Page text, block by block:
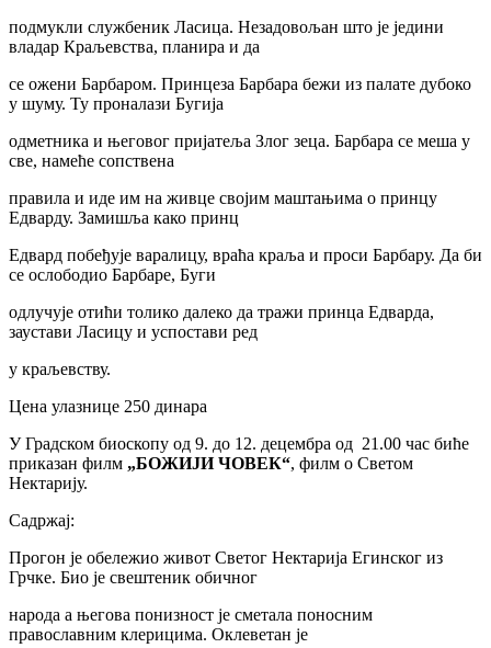
подмукли службеник Ласица. Незадовољан што је једини
владар Краљевства, планира и да
се ожени Барбаром. Принцеза Барбара бежи из палате дубоко
у шуму. Ту проналази Бугија
одметника и његовог пријатеља Злог зеца. Барбара се меша у
све, намеће сопствена
правила и иде им на живце својим маштањима о принцу
Едварду. Замишља како принц
Едвард побеђује варалицу, враћа краља и проси Барбару. Да би
се ослободио Барбаре, Буги
одлучује отићи толико далеко да тражи принца Едварда,
заустави Ласицу и успостави ред
у краљевству.
Цена улазнице 250 динара
У Градском биоскопу од 9. до 12. децембра од 21.00 час биће
приказан филм „БОЖИЈИ ЧОВЕК“, филм о Светом
Нектарију.
Садржај:
Прогон је обележио живот Светог Нектарија Егинског из
Грчке. Био је свештеник обичног
народа а његова понизност је сметала поносним
православним клерицима. Оклеветан је